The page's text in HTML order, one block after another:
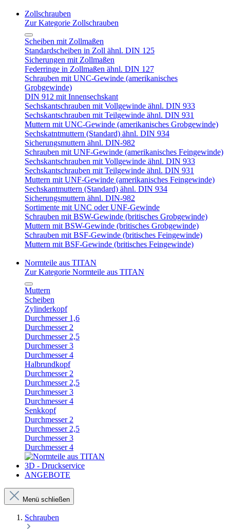
Zollschrauben
Zur Kategorie Zollschrauben
Scheiben mit Zollmaßen
Standardscheiben in Zoll ähnl. DIN 125
Sicherungen mit Zollmaßen
Federringe in Zollmaßen ähnl. DIN 127
Schrauben mit UNC-Gewinde (amerikanisches
Grobgewinde)
DIN 912 mit Innensechskant
Sechskantschrauben mit Vollgewinde ähnl. DIN 933
Sechskantschrauben mit Teilgewinde ähnl. DIN 931
Muttern mit UNC-Gewinde (amerikanisches Grobgewinde)
Sechskatntmuttern (Standard) ähnl. DIN 934
Sicherungsmuttern ähnl. DIN-982
Schrauben mit UNF-Gewinde (amerikanisches Feingewinde)
Sechskantschrauben mit Vollgewinde ähnl. DIN 933
Sechskantschrauben mit Teilgewinde ähnl. DIN 931
Muttern mit UNF-Gewinde (amerikanisches Feingewinde)
Sechskantmuttern (Standard) ähnl. DIN 934
Sicherungsmuttern ähnl. DIN-982
Sortimente mit UNC oder UNF-Gewinde
Schrauben mit BSW-Gewinde (britisches Grobgewinde)
Muttern mit BSW-Gewinde (britisches Grobgewinde)
Schrauben mit BSF-Gewinde (britisches Feingewinde)
Muttern mit BSF-Gewinde (britisches Feingewinde)
Normteile aus TITAN
Zur Kategorie Normteile aus TITAN
Muttern
Scheiben
Zylinderkopf
Durchmesser 1,6
Durchmesser 2
Durchmesser 2,5
Durchmesser 3
Durchmesser 4
Halbrundkopf
Durchmesser 2
Durchmesser 2,5
Durchmesser 3
Durchmesser 4
Senkkopf
Durchmesser 2
Durchmesser 2,5
Durchmesser 3
Durchmesser 4
3D - Druckservice
ANGEBOTE
Menü schließen
Schrauben